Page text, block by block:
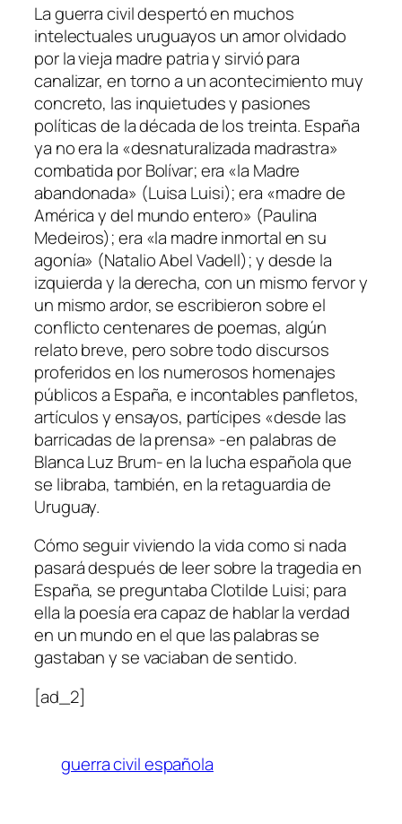
La guerra civil despertó en muchos
intelectuales uruguayos un amor olvidado
por la vieja madre patria y sirvió para
canalizar, en torno a un acontecimiento muy
concreto, las inquietudes y pasiones
políticas de la década de los treinta. España
ya no era la «desnaturalizada madrastra»
combatida por Bolívar; era «la Madre
abandonada» (Luisa Luisi); era «madre de
América y del mundo entero» (Paulina
Medeiros); era «la madre inmortal en su
agonía» (Natalio Abel Vadell); y desde la
izquierda y la derecha, con un mismo fervor y
un mismo ardor, se escribieron sobre el
conflicto centenares de poemas, algún
relato breve, pero sobre todo discursos
proferidos en los numerosos homenajes
públicos a España, e incontables panfletos,
artículos y ensayos, partícipes «desde las
barricadas de la prensa» -en palabras de
Blanca Luz Brum- en la lucha española que
se libraba, también, en la retaguardia de
Uruguay.
Cómo seguir viviendo la vida como si nada
pasará después de leer sobre la tragedia en
España, se preguntaba Clotilde Luisi; para
ella la poesía era capaz de hablar la verdad
en un mundo en el que las palabras se
gastaban y se vaciaban de sentido.
[ad_2]
guerra civil española